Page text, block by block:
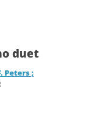
duet
Peters ;